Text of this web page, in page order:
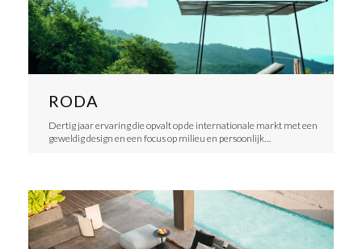
RODA
Dertig jaar ervaring die opvalt op de internationale markt met een
geweldig design en een focus op milieu en persoonlijk…